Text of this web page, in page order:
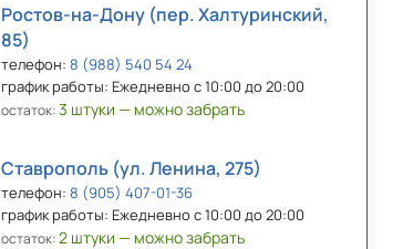
Ростов-на-Дону (пер. Халтуринский,
85)
телефон: 8 (988) 540 54 24
график работы: Ежедневно с 10:00 до 20:00
остаток:3 штуки — можно забрать
Ставрополь (ул. Ленина, 275)
телефон: 8 (905) 407-01-36
график работы: Ежедневно с 10:00 до 20:00
остаток:2 штуки — можно забрать